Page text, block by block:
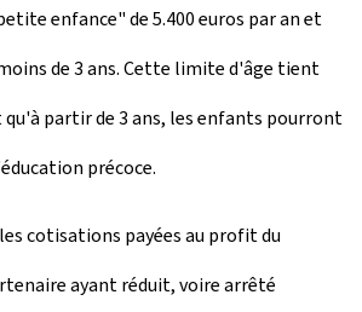
enfance" de 5.400 euros par an et
de 3 ans. Cette limite d'âge tient
partir de 3 ans, les enfants pourront
précoce.
cotisations payées au profit du
ayant réduit, voire arrêté